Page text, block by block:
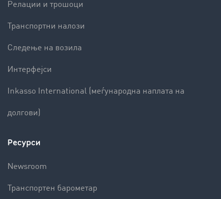
Релации и трошоци
Транспортни налози
Следење на возила
Интерфејси
Inkasso International (меѓународна наплата на
долгови)
Ресурси
Newsroom
Транспортен барометар